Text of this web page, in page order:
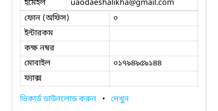
ইমেইল uaodaeshalikha@gmail.com
ফোন (অফিস)
০
ইন্টারকম
কক্ষ নম্বর
মোবাইল
০১৭৯৪৯৫৯১৪৪
ফ্যাক্স
ভিকার্ড ডাউনলোড করুন • দেখুন